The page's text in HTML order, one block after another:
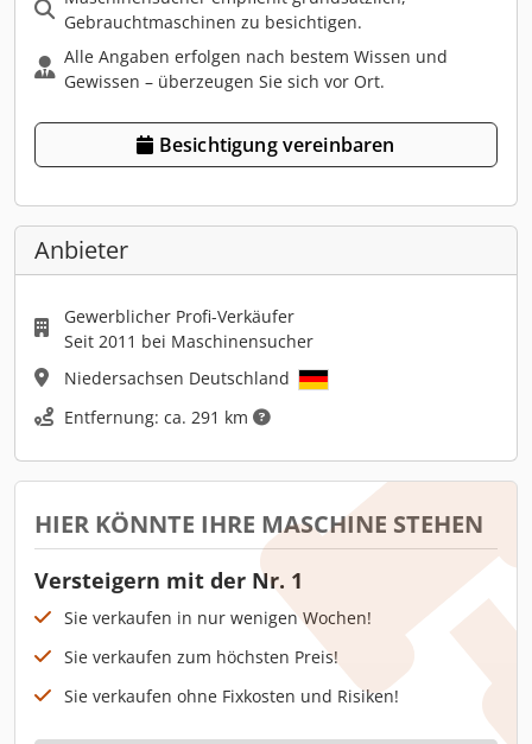
Gebrauchtmaschinen zu besichtigen.
Alle Angaben erfolgen nach bestem Wissen und
Gewissen – überzeugen Sie sich vor Ort.
Besichtigung vereinbaren
Anbieter
Gewerblicher Profi-Verkäufer
Seit 2011 bei Maschinensucher
Niedersachsen Deutschland
Entfernung: ca. 291 km
HIER KÖNNTE IHRE MASCHINE STEHEN
Versteigern mit der Nr. 1
Sie verkaufen in nur wenigen Wochen!
Sie verkaufen zum höchsten Preis!
Sie verkaufen ohne Fixkosten und Risiken!